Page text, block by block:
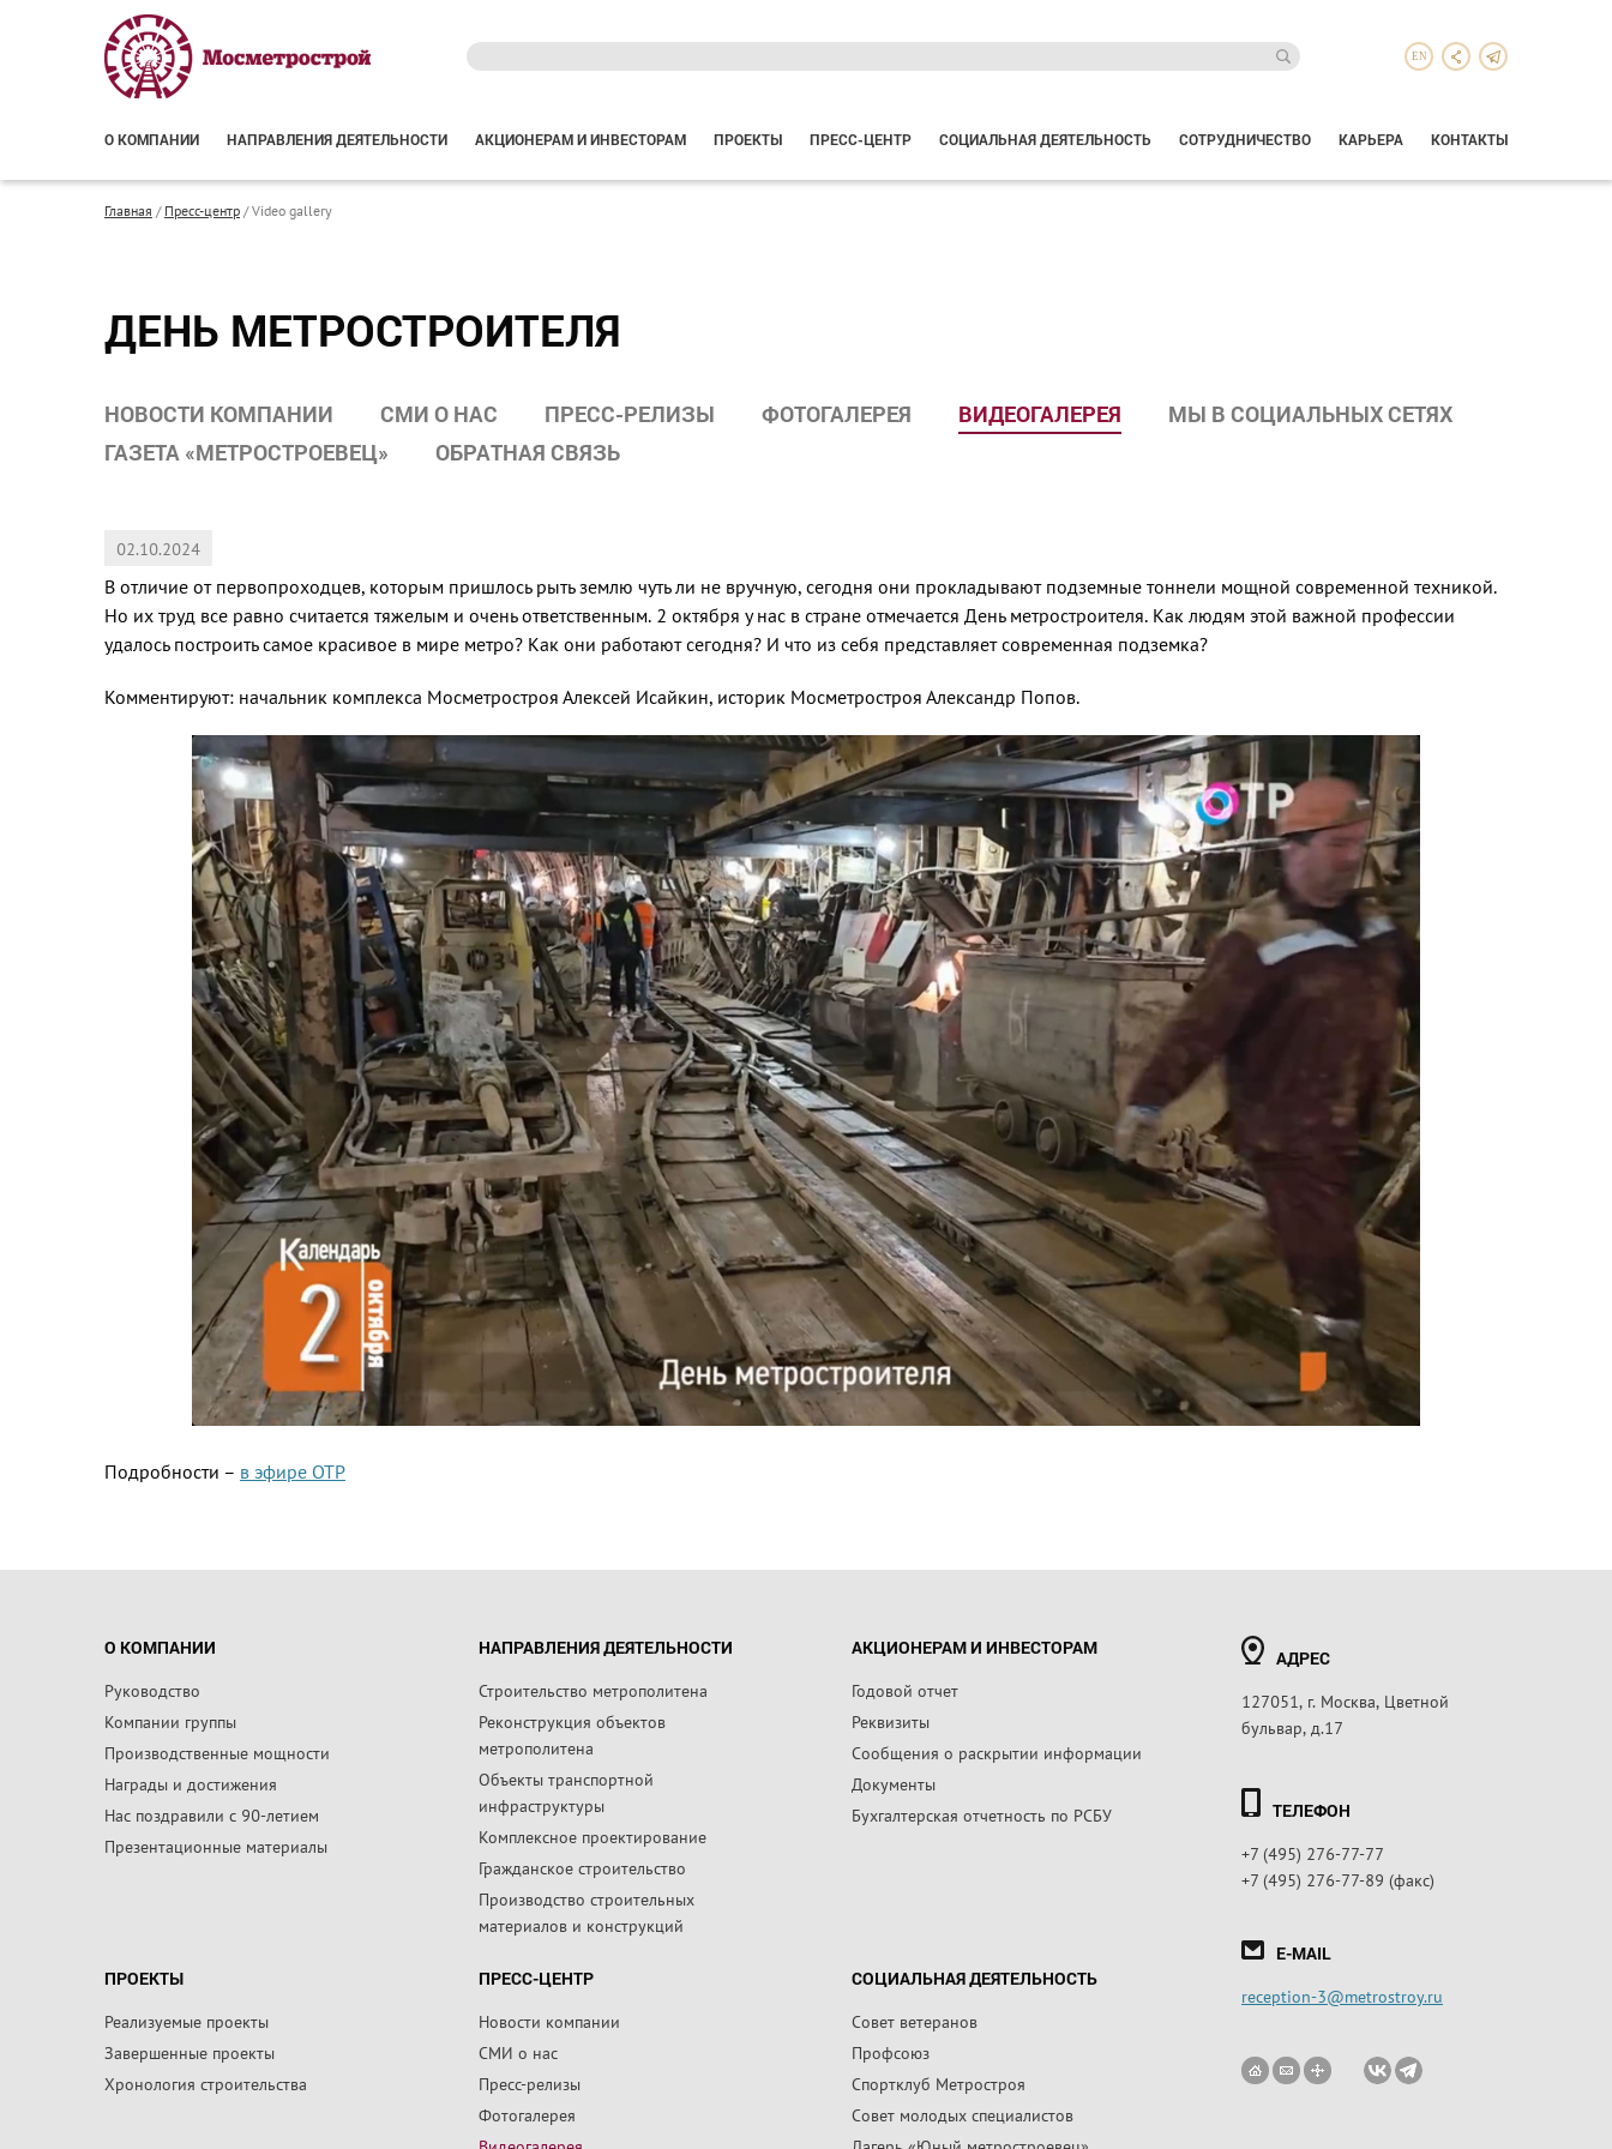
EN
О КОМПАНИИ НАПРАВЛЕНИЯ ДЕЯТЕЛЬНОСТИ АКЦИОНЕРАМ И ИНВЕСТОРАМ ПРОЕКТЫ ПРЕСС-ЦЕНТР СОЦИАЛЬНАЯ ДЕЯТЕЛЬНОСТЬ СОТРУДНИЧЕСТВО КАРЬЕРА КОНТАКТЫ
Главная / Пресс-центр /Video gallery
ДЕНЬ МЕТРОСТРОИТЕЛЯ
НОВОСТИ КОМПАНИИ СМИ О НАС ПРЕСС-РЕЛИЗЫ ФОТОГАЛЕРЕЯ ВИДЕОГАЛЕРЕЯ
МЫ В СОЦИАЛЬНЫХ СЕТЯХ
ГАЗЕТА «МЕТРОСТРОЕВЕЦ»
ОБРАТНАЯ СВЯЗЬ
02.10.2024
В отличие от первопроходцев, которым пришлось рыть землю чуть ли не вручную, сегодня они прокладывают подземные тоннели мощной современной техникой.
Но их труд все равно считается тяжелым и очень ответственным. 2 октября у нас в стране отмечается День метростроителя. Как людям этой важной профессии
удалось построить самое красивое в мире метро? Как они работают сегодня? И что из себя представляет современная подземка?
Комментируют: начальник комплекса Мосметростроя Алексей Исайкин, историк Мосметростроя Александр Попов.
Подробности – в эфире ОТР
О КОМПАНИИ
Руководство
Компании группы
Производственные мощности
Награды и достижения
Нас поздравили с 90-летием
Презентационные материалы
НАПРАВЛЕНИЯ ДЕЯТЕЛЬНОСТИ
Строительство метрополитена
Реконструкция объектов
метрополитена
Объекты транспортной
инфраструктуры
Комплексное проектирование
Гражданское строительство
Производство строительных
материалов и конструкций
АКЦИОНЕРАМ И ИНВЕСТОРАМ
Годовой отчет
Реквизиты
Сообщения о раскрытии информации
Документы
Бухгалтерская отчетность по РСБУ
ПРОЕКТЫ
Реализуемые проекты
Завершенные проекты
Хронология строительства
ПРЕСС-ЦЕНТР
Новости компании
СМИ о нас
Пресс-релизы
Фотогалерея
СОЦИАЛЬНАЯ ДЕЯТЕЛЬНОСТЬ
Совет ветеранов
Профсоюз
Спортклуб Метростроя
Совет молодых специалистов
АДРЕС
127051, г. Москва, Цветной
бульвар, д.17
ТЕЛЕФОН
+7 (495) 276-77-77
+7 (495) 276-77-89 (факс)
E-MAIL
reception-3@metrostroy.ru